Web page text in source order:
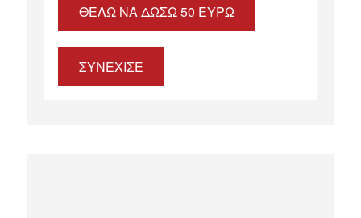
ΘΈΛΩ ΝΑ ΔΏΣΩ 50 ΕΥΡΏ
ΣΥΝΕΧΙΣΕ